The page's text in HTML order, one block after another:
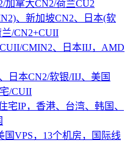
加拿大CN2/荷兰CU2
、新加坡CN2、日本(软
/CN2+CUII
CMIN2、日本IIJ，AMD
日本CN2/软银/IIJ、美国
/CUII
宅IP，香港、台湾、韩国、
国VPS，13个机房，国际线